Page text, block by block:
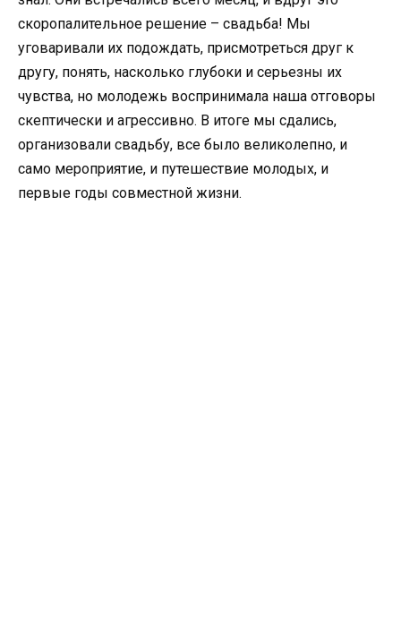
скоропалительное решение – свадьба! Мы
уговаривали их подождать, присмотреться друг к
другу, понять, насколько глубоки и серьезны их
чувства, но молодежь воспринимала наша отговоры
скептически и агрессивно. В итоге мы сдались,
организовали свадьбу, все было великолепно, и
само мероприятие, и путешествие молодых, и
первые годы совместной жизни.